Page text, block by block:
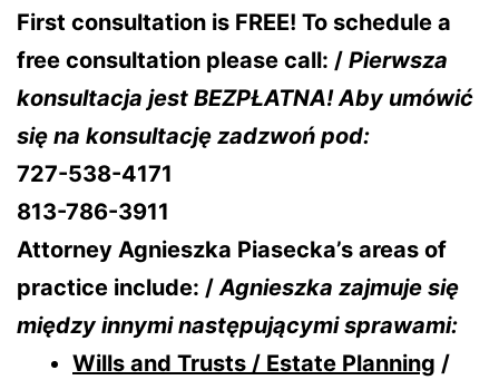
First consultation is FREE! To schedule a
free consultation please call: / Pierwsza
konsultacja jest BEZPŁATNA! Aby umówić
się na konsultację zadzwoń pod:
727-538-4171
813-786-3911
Attorney Agnieszka Piasecka’s areas of
practice include: /Agnieszka zajmuje się
między innymi następującymi sprawami:
Wills and Trusts / Estate Planning /